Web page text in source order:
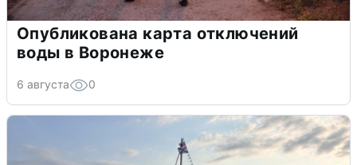
Опубликована карта отключений
воды в Воронеже
6 августа 0